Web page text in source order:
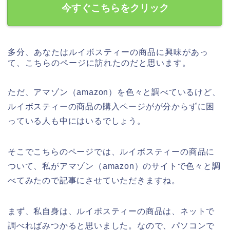
今すぐこちらをクリック
多分、あなたはルイボスティーの商品に興味があっ
て、こちらのページに訪れたのだと思います。
ただ、アマゾン（amazon）を色々と調べているけど、
ルイボスティーの商品の購入ページがが分からずに困
っている人も中にはいるでしょう。
そこでこちらのページでは、ルイボスティーの商品に
ついて、私がアマゾン（amazon）のサイトで色々と調
べてみたので記事にさせていただきますね。
まず、私自身は、ルイボスティーの商品は、ネットで
調べればみつかると思いました。なので、パソコンで